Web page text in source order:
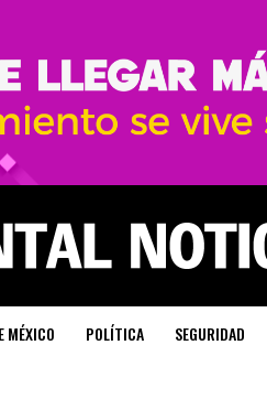
MÉXICO POLÍTICA SEGURIDAD